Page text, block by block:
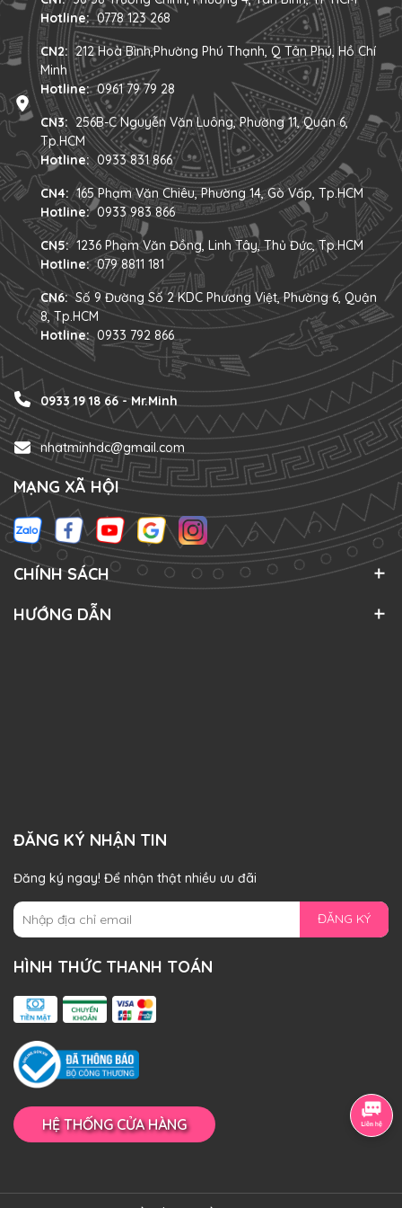
Hotline: 0778 123 268
CN2: 212 Hoà Bình,Phường Phú Thạnh, Q Tân Phú, Hồ Chí
Minh
Hotline: 0961 79 79 28
CN3: 256B-C Nguyễn Văn Luông, Phường 11, Quận 6,
Tp.HCM
Hotline: 0933 831 866
CN4: 165 Phạm Văn Chiêu, Phường 14, Gò Vấp, Tp.HCM
Hotline: 0933 983 866
CN5: 1236 Phạm Văn Đồng, Linh Tây, Thủ Đức, Tp.HCM
Hotline: 079 8811 181
CN6: Số 9 Đường Số 2 KDC Phương Việt, Phường 6, Quận
8, Tp.HCM
Hotline: 0933 792 866
0933 19 18 66 - Mr.Minh
nhatminhdc@gmail.com
MẠNG XÃ HỘI
CHÍNH SÁCH
HƯỚNG DẪN
ĐĂNG KÝ NHẬN TIN
Đăng ký ngay! Để nhận thật nhiều ưu đãi
ĐĂNG KÝ
HÌNH THỨC THANH TOÁN
HỆ THỐNG CỬA HÀNG